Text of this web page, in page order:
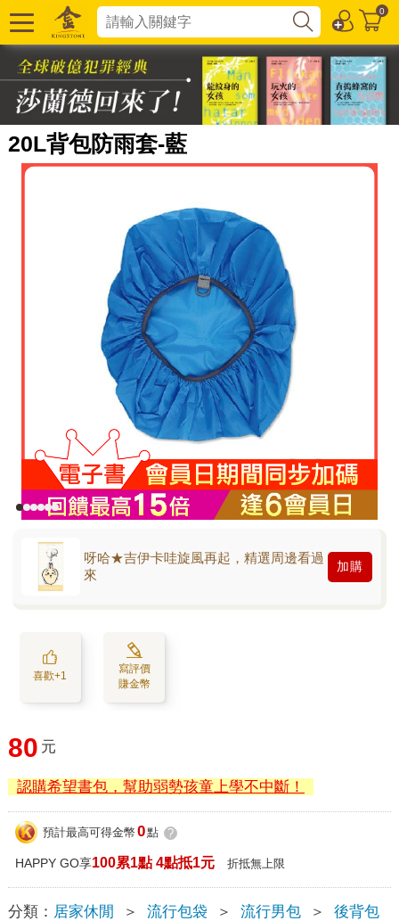
0
20L背包防雨套-藍
呀哈★吉伊卡哇旋風再起，精選周邊看過
來
加購
喜歡+1
寫評價
賺金幣
80 元
認購希望書包，幫助弱勢孩童上學不中斷！
預計最高可得金幣 0點 ?
HAPPY GO享100累1點 4點抵1元 折抵無上限
分類： 居家休閒 ＞ 流行包袋 ＞ 流行男包 ＞ 後背包